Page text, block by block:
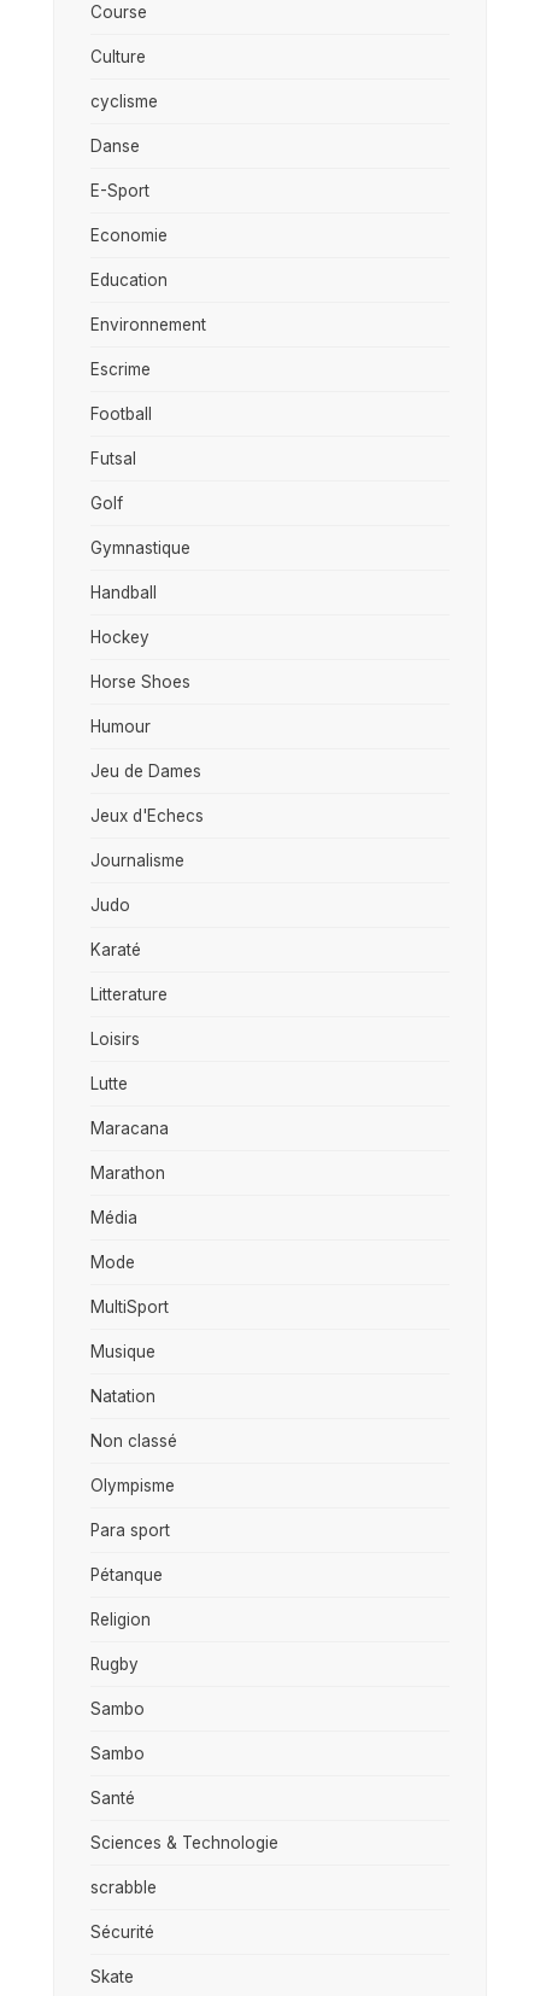
Course
Culture
cyclisme
Danse
E-Sport
Economie
Education
Environnement
Escrime
Football
Futsal
Golf
Gymnastique
Handball
Hockey
Horse Shoes
Humour
Jeu de Dames
Jeux d'Echecs
Journalisme
Judo
Karaté
Litterature
Loisirs
Lutte
Maracana
Marathon
Média
Mode
MultiSport
Musique
Natation
Non classé
Olympisme
Para sport
Pétanque
Religion
Rugby
Sambo
Sambo
Santé
Sciences & Technologie
scrabble
Sécurité
Skate